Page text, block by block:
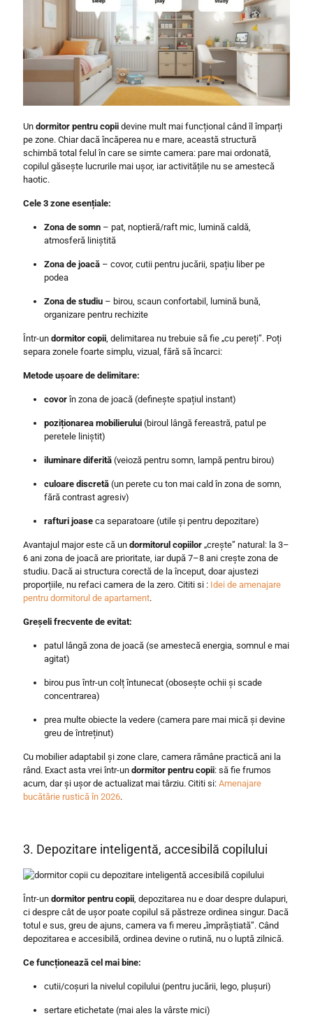
Un dormitor pentru copii devine mult mai funcțional când îl împarți
pe zone. Chiar dacă încăperea nu e mare, această structură
schimbă total felul în care se simte camera: pare mai ordonată,
copilul găsește lucrurile mai ușor, iar activitățile nu se amestecă
haotic.
Cele 3 zone esențiale:
Zona de somn – pat, noptieră/raft mic, lumină caldă,
atmosferă liniștită
Zona de joacă – covor, cutii pentru jucării, spațiu liber pe
podea
Zona de studiu – birou, scaun confortabil, lumină bună,
organizare pentru rechizite
Într-un dormitor copii , delimitarea nu trebuie să fie „cu pereți”. Poți
separa zonele foarte simplu, vizual, fără să încarci:
Metode ușoare de delimitare:
covor în zona de joacă (definește spațiul instant)
poziționarea mobilierului (biroul lângă fereastră, patul pe
peretele liniștit)
iluminare diferită (veioză pentru somn, lampă pentru birou)
culoare discretă (un perete cu ton mai cald în zona de somn,
fără contrast agresiv)
rafturi joase ca separatoare (utile și pentru depozitare)
Avantajul major este că un dormitorul copiilor „crește” natural: la 3–
6 ani zona de joacă are prioritate, iar după 7–8 ani crește zona de
studiu. Dacă ai structura corectă de la început, doar ajustezi
proporțiile, nu refaci camera de la zero. Cititi si : Idei de amenajare
pentru dormitorul de apartament.
Greșeli frecvente de evitat:
patul lângă zona de joacă (se amestecă energia, somnul e mai
agitat)
birou pus într-un colț întunecat (obosește ochii și scade
concentrarea)
prea multe obiecte la vedere (camera pare mai mică și devine
greu de întreținut)
Cu mobilier adaptabil și zone clare, camera rămâne practică ani la
rând. Exact asta vrei într-un dormitor pentru copii: să fie frumos
acum, dar și ușor de actualizat mai târziu. Cititi si: Amenajare
bucătărie rustică în 2026.
3. Depozitare inteligentă, accesibilă copilului
Într-un dormitor pentru copii , depozitarea nu e doar despre dulapuri,
ci despre cât de ușor poate copilul să păstreze ordinea singur. Dacă
totul e sus, greu de ajuns, camera va fi mereu „împrăștiată”. Când
depozitarea e accesibilă, ordinea devine o rutină, nu o luptă zilnică.
Ce funcționează cel mai bine:
cutii/coșuri la nivelul copilului (pentru jucării, lego, plușuri)
sertare etichetate (mai ales la vârste mici)